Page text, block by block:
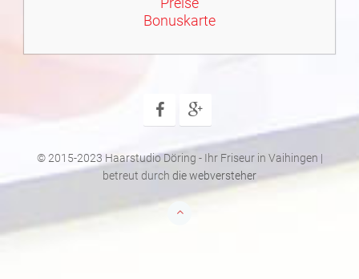
Bonuskarte
© 2015-2023 Haarstudio Döring - Ihr Friseur in Vaihingen |
betreut durch die webversteher